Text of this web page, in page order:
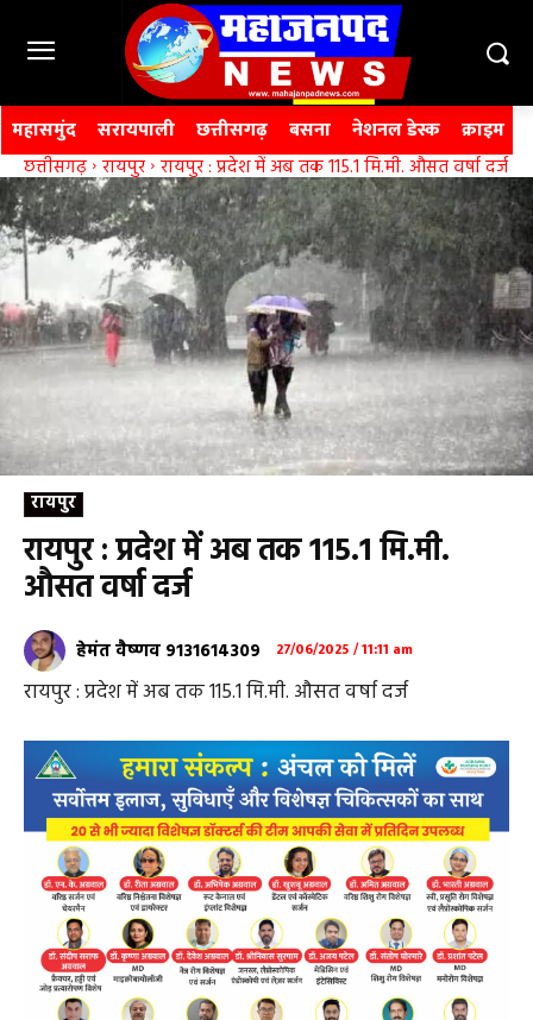
महासमुंद सरायपाली छत्तीसगढ़ बसना नेशनल डेस्क क्राइम
छत्तीसगढ़ रायपुर रायपुर : प्रदेश में अब तक 115.1 मि.मी. औसत वर्षा दर्ज
रायपुर
रायपुर : प्रदेश में अब तक 115.1 मि.मी.
औसत वर्षा दर्ज
हेमंत वैष्णव 9131614309 27/06/2025 / 11:11 am
रायपुर : प्रदेश में अब तक 115.1 मि.मी. औसत वर्षा दर्ज